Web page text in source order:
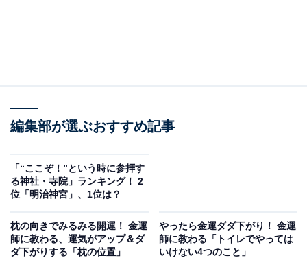
昇で名高いのは、本宮ではなく奥宮です。金運上昇のみ
編集部が選ぶおすすめ記事
「“ここぞ！”という時に参拝す
る神社・寺院」ランキング！ 2
位「明治神宮」、1位は？
枕の向きでみるみる開運！ 金運
師に教わる、運気がアップ＆ダ
ダ下がりする「枕の位置」
やったら金運ダダ下がり！ 金運
師に教わる「トイレでやっては
いけない4つのこと」